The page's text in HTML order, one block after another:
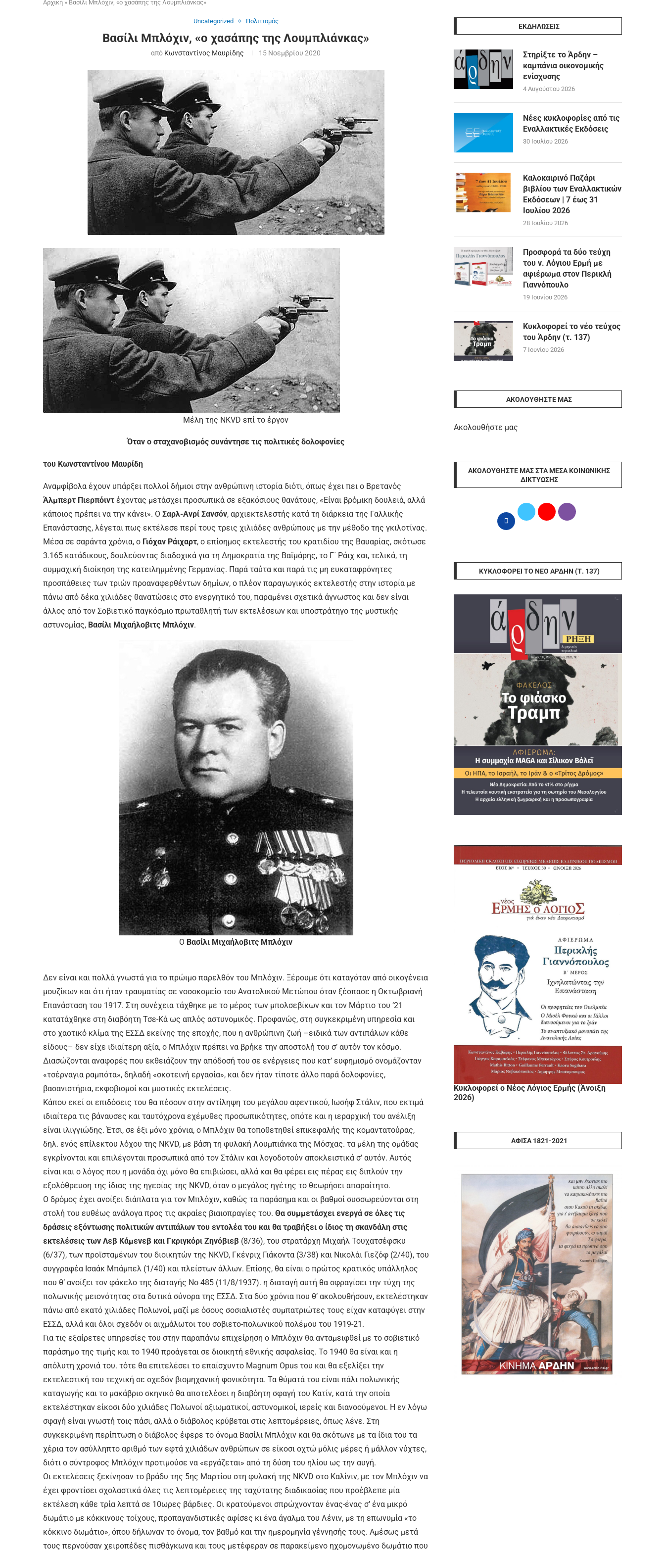
Αρχική » Βασίλι Μπλόχιν, «ο χασάπης της Λουμπλιάνκας»
Uncategorized Πολιτισμός
Βασίλι Μπλόχιν, «ο χασάπης της Λουμπλιάνκας»
από Κωνσταντίνος Μαυρίδης 15 Νοεμβρίου 2020
Μέλη της NKVD επί το έργον
Όταν ο σταχανοβισμός συνάντησε τις πολιτικές δολοφονίες
του Κωνσταντίνου Μαυρίδη
Αναμφίβολα έχουν υπάρξει πολλοί δήμιοι στην ανθρώπινη ιστορία διότι, όπως έχει πει ο Βρετανός
Άλμπερτ Πιερπόιντ έχοντας μετάσχει προσωπικά σε εξακόσιους θανάτους, «Είναι βρόμικη δουλειά, αλλά
κάποιος πρέπει να την κάνει». Ο Σαρλ-Ανρί Σανσόν, αρχιεκτελεστής κατά τη διάρκεια της Γαλλικής
Επανάστασης, λέγεται πως εκτέλεσε περί τους τρεις χιλιάδες ανθρώπους με την μέθοδο της γκιλοτίνας.
Μέσα σε σαράντα χρόνια, ο Γιόχαν Ράιχαρτ, ο επίσημος εκτελεστής του κρατιδίου της Βαυαρίας, σκότωσε
3.165 κατάδικους, δουλεύοντας διαδοχικά για τη Δημοκρατία της Βαϊμάρης, το Γ΄ Ράιχ και, τελικά, τη
συμμαχική διοίκηση της κατειλημμένης Γερμανίας. Παρά ταύτα και παρά τις μη ευκαταφρόνητες
προσπάθειες των τριών προαναφερθέντων δημίων, ο πλέον παραγωγικός εκτελεστής στην ιστορία με
πάνω από δέκα χιλιάδες θανατώσεις στο ενεργητικό του, παραμένει σχετικά άγνωστος και δεν είναι
άλλος από τον Σοβιετικό παγκόσμιο πρωταθλητή των εκτελέσεων και υποστράτηγο της μυστικής
αστυνομίας, Βασίλι Μιχαήλοβιτς Μπλόχιν.
O Βασίλι Μιχαήλοβιτς Μπλόχιν
Δεν είναι και πολλά γνωστά για το πρώιμο παρελθόν του Μπλόχιν. Ξέρουμε ότι καταγόταν από οικογένεια
μουζίκων και ότι ήταν τραυματίας σε νοσοκομείο του Ανατολικού Μετώπου όταν ξέσπασε η Οκτωβριανή
Επανάσταση του 1917. Στη συνέχεια τάχθηκε με το μέρος των μπολσεβίκων και τον Μάρτιο του ’21
κατατάχθηκε στη διαβόητη Τσε-Κά ως απλός αστυνομικός. Προφανώς, στη συγκεκριμένη υπηρεσία και
στο χαοτικό κλίμα της ΕΣΣΔ εκείνης της εποχής, που η ανθρώπινη ζωή –ειδικά των αντιπάλων κάθε
είδους– δεν είχε ιδιαίτερη αξία, ο Μπλόχιν πρέπει να βρήκε την αποστολή του σ’ αυτόν τον κόσμο.
Διασώζονται αναφορές που εκθειάζουν την απόδοσή του σε ενέργειες που κατ’ ευφημισμό ονομάζονταν
«τσέρναγια ραμπότα», δηλαδή «σκοτεινή εργασία», και δεν ήταν τίποτε άλλο παρά δολοφονίες,
βασανιστήρια, εκφοβισμοί και μυστικές εκτελέσεις.
Κάπου εκεί οι επιδόσεις του θα πέσουν στην αντίληψη του μεγάλου αφεντικού, Ιωσήφ Στάλιν, που εκτιμά
ιδιαίτερα τις βάναυσες και ταυτόχρονα εχέμυθες προσωπικότητες, οπότε και η ιεραρχική του ανέλιξη
είναι ιλιγγιώδης. Έτσι, σε έξι μόνο χρόνια, ο Μπλόχιν θα τοποθετηθεί επικεφαλής της κομαντατούρας,
δηλ. ενός επίλεκτου λόχου της NKVD, με βάση τη φυλακή Λουμπιάνκα της Μόσχας. τα μέλη της ομάδας
εγκρίνονται και επιλέγονται προσωπικά από τον Στάλιν και λογοδοτούν αποκλειστικά σ’ αυτόν. Αυτός
είναι και ο λόγος που η μονάδα όχι μόνο θα επιβιώσει, αλλά και θα φέρει εις πέρας εις διπλούν την
εξολόθρευση της ίδιας της ηγεσίας της NKVD, όταν ο μεγάλος ηγέτης το θεωρήσει απαραίτητο.
Ο δρόμος έχει ανοίξει διάπλατα για τον Μπλόχιν, καθώς τα παράσημα και οι βαθμοί συσσωρεύονται στη
στολή του ευθέως ανάλογα προς τις ακραίες βιαιοπραγίες του. Θα συμμετάσχει ενεργά σε όλες τις
δράσεις εξόντωσης πολιτικών αντιπάλων του εντολέα του και θα τραβήξει ο ίδιος τη σκανδάλη στις
εκτελέσεις των Λεβ Κάμενεβ και Γκριγκόρι Ζηνόβιεβ (8/36), του στρατάρχη Μιχαήλ Τουχατσέφσκυ
(6/37), των προϊσταμένων του διοικητών της NKVD, Γκένριχ Γιάκοντα (3/38) και Νικολάι Γιεζόφ (2/40), του
συγγραφέα Ισαάκ Μπάμπελ (1/40) και πλείστων άλλων. Επίσης, θα είναι ο πρώτος κρατικός υπάλληλος
που θ’ ανοίξει τον φάκελο της διαταγής Νο 485 (11/8/1937). η διαταγή αυτή θα σφραγίσει την τύχη της
πολωνικής μειονότητας στα δυτικά σύνορα της ΕΣΣΔ. Στα δύο χρόνια που θ’ ακολουθήσουν, εκτελέστηκαν
πάνω από εκατό χιλιάδες Πολωνοί, μαζί με όσους σοσιαλιστές συμπατριώτες τους είχαν καταφύγει στην
ΕΣΣΔ, αλλά και όλοι σχεδόν οι αιχμάλωτοι του σοβιετο-πολωνικού πολέμου του 1919-21.
Για τις εξαίρετες υπηρεσίες του στην παραπάνω επιχείρηση ο Μπλόχιν θα ανταμειφθεί με το σοβιετικό
παράσημο της τιμής και το 1940 προάγεται σε διοικητή εθνικής ασφαλείας. Το 1940 θα είναι και η
απόλυτη χρονιά του. τότε θα επιτελέσει το επαίσχυντο Magnum Opus του και θα εξελίξει την
εκτελεστική του τεχνική σε σχεδόν βιομηχανική φονικότητα. Τα θύματά του είναι πάλι πολωνικής
καταγωγής και το μακάβριο σκηνικό θα αποτελέσει η διαβόητη σφαγή του Κατίν, κατά την οποία
εκτελέστηκαν είκοσι δύο χιλιάδες Πολωνοί αξιωματικοί, αστυνομικοί, ιερείς και διανοούμενοι. Η εν λόγω
σφαγή είναι γνωστή τοις πάσι, αλλά ο διάβολος κρύβεται στις λεπτομέρειες, όπως λένε. Στη
συγκεκριμένη περίπτωση ο διάβολος έφερε το όνομα Βασίλι Μπλόχιν και θα σκότωνε με τα ίδια του τα
χέρια τον ασύλληπτο αριθμό των εφτά χιλιάδων ανθρώπων σε είκοσι οχτώ μόλις μέρες ή μάλλον νύχτες,
διότι ο σύντροφος Μπλόχιν προτιμούσε να «εργάζεται» από τη δύση του ηλίου ως την αυγή.
Οι εκτελέσεις ξεκίνησαν το βράδυ της 5ης Μαρτίου στη φυλακή της NKVD στο Καλίνιν, με τον Μπλόχιν να
έχει φροντίσει σχολαστικά όλες τις λεπτομέρειες της ταχύτατης διαδικασίας που προέβλεπε μία
εκτέλεση κάθε τρία λεπτά σε 10ωρες βάρδιες. Οι κρατούμενοι σπρώχνονταν ένας-ένας σ’ ένα μικρό
δωμάτιο με κόκκινους τοίχους, προπαγανδιστικές αφίσες κι ένα άγαλμα του Λένιν, με τη επωνυμία «το
κόκκινο δωμάτιο», όπου δήλωναν το όνομα, τον βαθμό και την ημερομηνία γέννησής τους. Αμέσως μετά
τους περνούσαν χειροπέδες πισθάγκωνα και τους μετέφεραν σε παρακείμενο ηχομονωμένο δωμάτιο που
ΕΚΔΗΛΩΣΕΙΣ
Στηρίξτε το Άρδην –
καμπάνια οικονομικής
ενίσχυσης
4 Αυγούστου 2026
Νέες κυκλοφορίες από τις
Εναλλακτικές Εκδόσεις
30 Ιουλίου 2026
Καλοκαιρινό Παζάρι
βιβλίου των Εναλλακτικών
Εκδόσεων | 7 έως 31
Ιουλίου 2026
28 Ιουλίου 2026
Προσφορά τα δύο τεύχη
του ν. Λόγιου Ερμή με
αφιέρωμα στον Περικλή
Γιαννόπουλο
19 Ιουνίου 2026
Κυκλοφορεί το νέο τεύχος
του Άρδην (τ. 137)
7 Ιουνίου 2026
ΑΚΟΛΟΥΘΉΣΤΕ ΜΑΣ
Ακολουθήστε μας
ΑΚΟΛΟΥΘΉΣΤΕ ΜΑΣ ΣΤΑ ΜΈΣΑ ΚΟΙΝΩΝΙΚΉΣ
ΔΙΚΤΎΩΣΗΣ
ΚΥΚΛΟΦΟΡΕΊ ΤΟ ΝΈΟ ΆΡΔΗΝ (Τ. 137)
Κυκλοφορεί ο Νέος Λόγιος Ερμής (Άνοιξη
2026)
ΑΦΊΣΑ 1821-2021